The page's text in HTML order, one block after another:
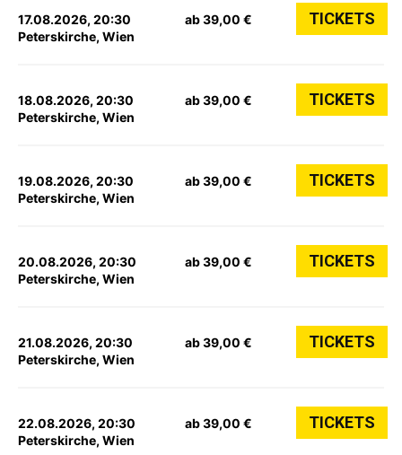
17.08.2026, 20:30
Peterskirche, Wien
ab 39,00 € TICKETS
18.08.2026, 20:30
Peterskirche, Wien
ab 39,00 € TICKETS
19.08.2026, 20:30
Peterskirche, Wien
ab 39,00 € TICKETS
20.08.2026, 20:30
Peterskirche, Wien
ab 39,00 € TICKETS
21.08.2026, 20:30
Peterskirche, Wien
ab 39,00 € TICKETS
22.08.2026, 20:30
Peterskirche, Wien
ab 39,00 € TICKETS